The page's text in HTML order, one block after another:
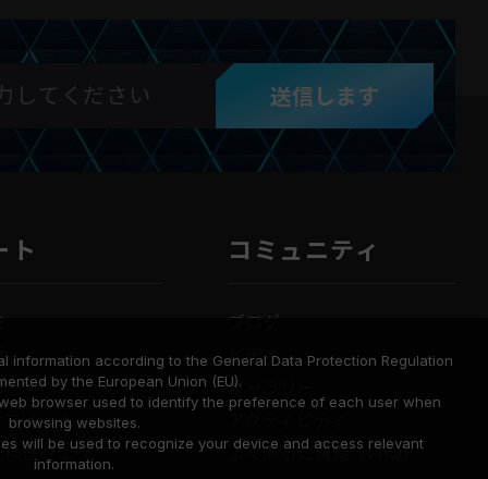
送信します
ト
ード
ォーム
性クエリ
コミュニティ
ブログ
ビデオ
ギャラリー
よくあるご質問（FAQ）
according to the General Data Protection Regulation
by the European Union (EU).
browser used to identify the preference of each user when
browsing websites.
will be used to recognize your device and access relevant
information.